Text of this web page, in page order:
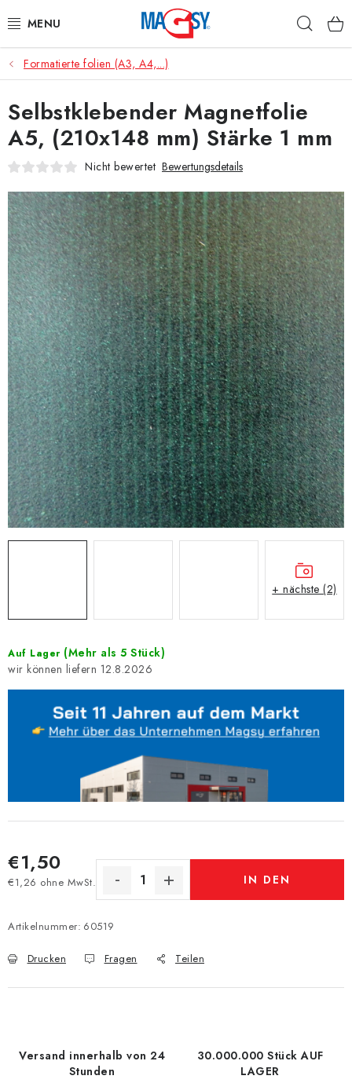
Inhalt
HAUPTKATEGORIE MAGNETE
MAGNETISCHE HILFSMITTEL
INDUSTRIEMAGNETE
SONSTIGE MAGNETE
AUS UNSERER WERKSTATT
Über uns Handelsbedingungen
Datenschutzerklärung
Warenrückgabe
Kontakte - Impressum
Widerruf des Vertrags
Formatierte folien (A3, A4,...)
Auf Lager (Mehr als 5 Stück)
12.8.2026
€1,50
€1,26 ohne MwSt. IN DEN
Artikelnummer: 60519
Drucken Fragen Teilen
Selbstklebender Magnetfolie
A5, (210x148 mm) Stärke 1 mm
Nicht bewertet Bewertungsdetails
+ nächste (2)
Versand innerhalb von 24
Stunden
30.000.000 Stück AUF
LAGER